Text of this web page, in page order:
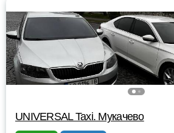
UNIVERSAL Taxi. Мукачево